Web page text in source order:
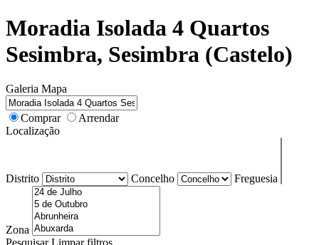
Moradia Isolada 4 Quartos
Sesimbra, Sesimbra (Castelo)
Galeria Mapa
Comprar
Arrendar
Localização
Distrito Concelho Freguesia
Zona